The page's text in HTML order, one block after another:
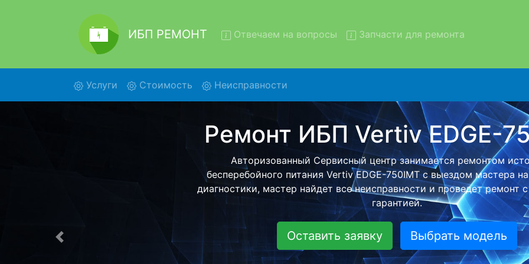
ИБП РЕМОНТ Отвечаем на вопросы Запчасти для ремонта
Услуги (current)Стоимость Неисправности
Ремонт ИБП Vertiv EDGE-
вывозом в сервис
Ремонт ИБП Vertiv EDGE-750IMT с вывозом в сервисный центр и
помощью нашей бесплатной услуги, специалист заберет Ваш ИБП
более детального ремонта. Оговоренная стоимость ремонта
при возвращении видеотехники обратно.
Оставить заявку Выбрать модель
Предыдущая